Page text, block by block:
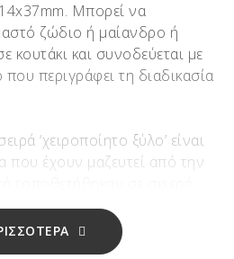
Μπορεί να
ζώδιο ή μαίανδρο ή
κουτάκι και συνοδεύεται με
περιγράφει τη διαδικασία
‘χειροποίητο ξύλο’ είναι
που έχουν μαζευτεί από την
με πριονίδι για περίπου 12
το ξύλο, ώστε να